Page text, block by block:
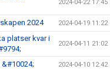
2024-04-22 17:45
2024 2024-04-19 11:22
platser kvar i
2024-04-11 21:02
2024-04-10 12:42